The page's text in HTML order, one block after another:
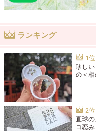
ランキング
珍しい
の＜相
直球の
コ恋